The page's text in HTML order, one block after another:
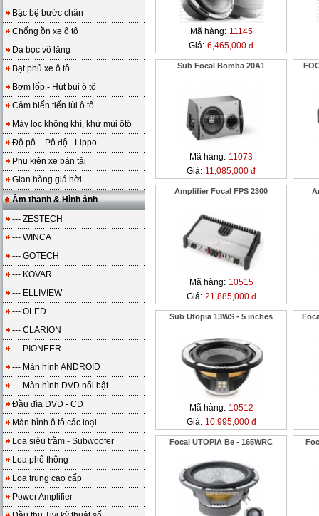
Bậc bệ bước chân
Chống ồn xe ô tô
Da bọc vô lăng
Bạt phủ xe ô tô
Bơm lốp - Hút bụi ô tô
Cảm biến tiến lùi ô tô
Máy lọc không khí, khử mùi ôtô
Độ pô – Pô độ - Lippo
Phụ kiện xe bán tải
Gian hàng giá hời
Âm thanh & Hình ảnh
--- ZESTECH
--- WINCA
--- GOTECH
--- KOVAR
--- ELLIVIEW
--- OLED
--- CLARION
--- PIONEER
--- Màn hình ANDROID
--- Màn hình DVD nổi bật
Đầu đĩa DVD - CD
Màn hình ô tô các loại
Loa siêu trầm - Subwoofer
Loa phổ thông
Loa trung cao cấp
Power Amplifier
Mã hàng: 11145
Giá: 6,465,000 đ
Sub Focal Bomba 20A1
Mã hàng: 11073
Giá: 11,085,000 đ
Amplifier Focal FPS 2300
Mã hàng: 10515
Giá: 21,885,000 đ
Sub Utopia 13WS - 5 inches
Mã hàng: 10512
Giá: 10,995,000 đ
Focal UTOPIA Be - 165WRC